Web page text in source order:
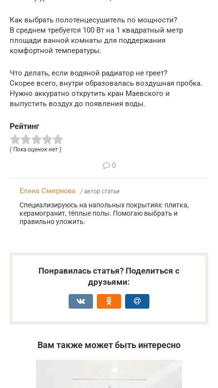
Как выбрать полотенцесушитель по мощности?
В среднем требуется 100 Вт на 1 квадратный метр
площади ванной комнаты для поддержания
комфортной температуры.
Что делать, если водяной радиатор не греет?
Скорее всего, внутри образовалась воздушная пробка.
Нужно аккуратно открутить кран Маевского и
выпустить воздух до появления воды.
Рейтинг
( Пока оценок нет )
0
Елена Смирнова / автор статьи
Специализируюсь на напольных покрытиях: плитка,
керамогранит, тёплые полы. Помогаю выбрать и
правильно уложить.
Понравилась статья? Поделиться с
друзьями:
Вам также может быть интересно